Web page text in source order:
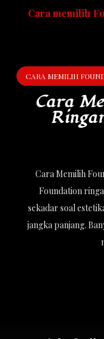
Cara memilih
CARA MEMILIH
Cara
Cara Memilih
Foundation
sekadar soal
jangka panjang.